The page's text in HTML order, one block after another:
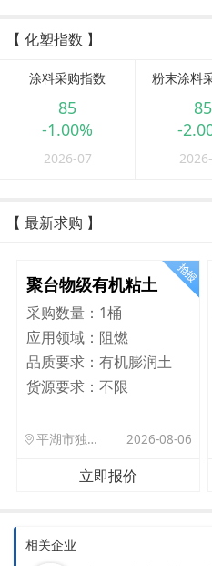
【 化塑指数 】
涂料采购指数
85
-1.00%
2026-07
粉末涂料
85
-
【 最新求购 】
聚台物级有机粘土
采购数量： 1桶
应用领域： 阻燃
品质要求： 有机膨润土
货源要求： 不限
平湖市独山港镇集港路 589 号 2026-08-06
立即报价
相关企业